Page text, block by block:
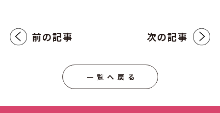
前の記事 次の記事
一覧へ戻る